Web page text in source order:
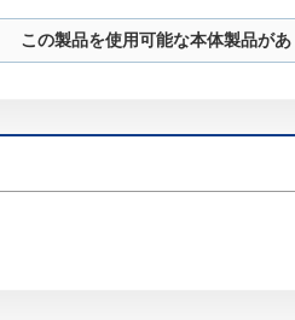
この製品を使用可能な本体製品が